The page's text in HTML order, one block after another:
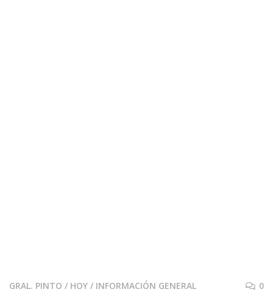
GRAL. PINTO / HOY / INFORMACIÓN GENERAL 0